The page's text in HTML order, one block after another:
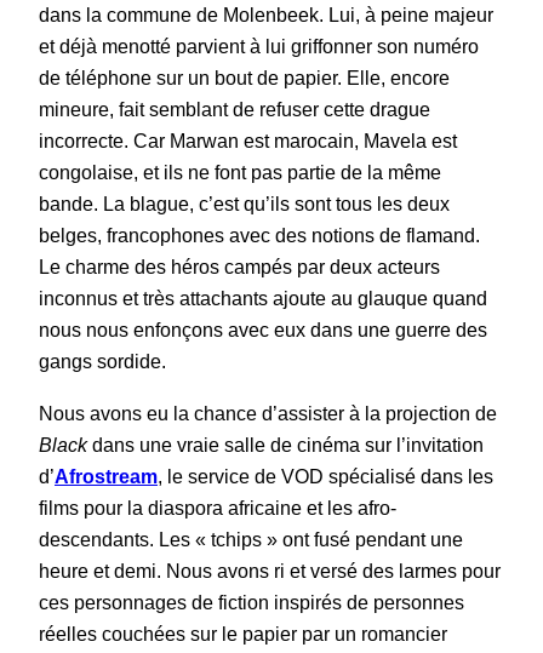
dans la commune de Molenbeek. Lui, à peine majeur
et déjà menotté parvient à lui griffonner son numéro
de téléphone sur un bout de papier. Elle, encore
mineure, fait semblant de refuser cette drague
incorrecte. Car Marwan est marocain, Mavela est
congolaise, et ils ne font pas partie de la même
bande. La blague, c’est qu’ils sont tous les deux
belges, francophones avec des notions de flamand.
Le charme des héros campés par deux acteurs
inconnus et très attachants ajoute au glauque quand
nous nous enfonçons avec eux dans une guerre des
gangs sordide.
Nous avons eu la chance d’assister à la projection de
Blackdans une vraie salle de cinéma sur l’invitation
d’Afrostream, le service de VOD spécialisé dans les
films pour la diaspora africaine et les afro-
descendants. Les « tchips » ont fusé pendant une
heure et demi. Nous avons ri et versé des larmes pour
ces personnages de fiction inspirés de personnes
réelles couchées sur le papier par un romancier